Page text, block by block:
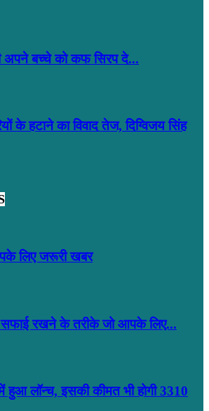
अपने बच्चे को कफ सिरप दे...
के हटाने का विवाद तेज, दिग्विजय सिंह
लिए जरूरी खबर
सफाई रखने के तरीके जो आपके लिए...
लॉन्च, इसकी कीमत भी होगी 3310